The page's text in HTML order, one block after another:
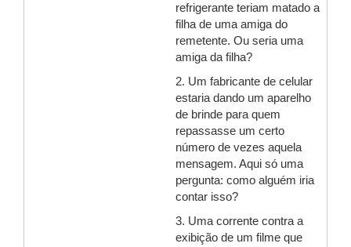
refrigerante teriam matado a
filha de uma amiga do
remetente. Ou seria uma
amiga da filha?
2. Um fabricante de celular
estaria dando um aparelho
de brinde para quem
repassasse um certo
número de vezes aquela
mensagem. Aqui só uma
pergunta: como alguém iria
contar isso?
3. Uma corrente contra a
exibição de um filme que